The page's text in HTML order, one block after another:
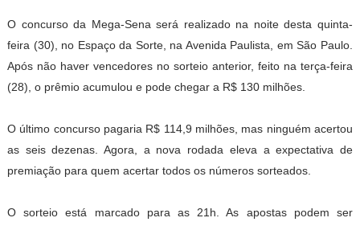
O concurso da Mega-Sena será realizado na noite desta quinta-
feira (30), no Espaço da Sorte, na Avenida Paulista, em São Paulo.
Após não haver vencedores no sorteio anterior, feito na terça-feira
(28), o prêmio acumulou e pode chegar a R$ 130 milhões.
O último concurso pagaria R$ 114,9 milhões, mas ninguém acertou
as seis dezenas. Agora, a nova rodada eleva a expectativa de
premiação para quem acertar todos os números sorteados.
O sorteio está marcado para as 21h. As apostas podem ser